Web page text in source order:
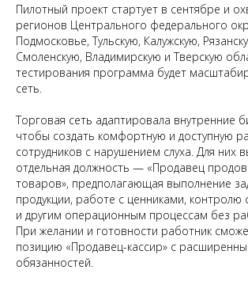
Пилотный проект стартует в сентябре и
регионов Центрального федерального
Подмосковье, Тульскую, Калужскую,
Смоленскую, Владимирскую и Тверскую
тестирования программа будет
сеть.
Торговая сеть адаптировала внутренние
чтобы создать комфортную и доступную
сотрудников с нарушением слуха. Для них
отдельная должность — «Продавец
товаров», предполагающая выполнение
продукции, работе с ценниками, контролю
и другим операционным процессам без
При желании и готовности работник
позицию «Продавец-кассир» с
обязанностей.